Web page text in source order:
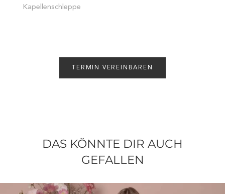
Kapellenschleppe
TERMIN VEREINBAREN
DAS KÖNNTE DIR AUCH
GEFALLEN